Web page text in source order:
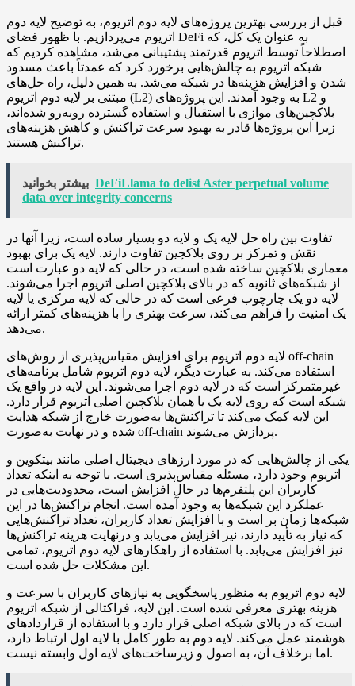
قبل از بررسی بهترین پروژه‌های لایه دوم اتریوم، به توضیح لایه دوم
اتریوم می‌پردازیم. با ظهور فضای DeFi به عنوان یک کل، که
اصطلاحاً توسط اتریوم قدرتمند پشتیبانی می‌شد، مشاهده کردیم که
شبکه اتریوم به چالش‌هایی برخورد کرد که عمدتاً باعث مسدود
شدن و افزایش هزینه‌ها در شبکه می‌شد. به همین دلیل، راه حل‌های
مبتنی بر لایه دوم اتریوم (L2) به وجود آمدند. این پروژه‌های L2 و
بلاکچین‌های موازی با استقبال و استفاده گسترده روبه‌رو شده‌اند،
زیرا این پروژه‌ها قادر به بهبود سرعت تراکنش و کاهش هزینه‌های
تراکنش هستند.
بیشتر بخوانید DeFiLlama to delist Aster perpetual volume
data over integrity concerns
تفاوت بین راه حل لایه یک و لایه دو بسیار ساده است، زیرا آنها در
نقش و تمرکز بر روی بلاکچین تفاوت دارند. لایه یک برای بهبود
معماری بلاکچین ساخته شده است، در حالی که لایه دو عبارت است
از شبکه‌های ثانویه که در بالای بلاکچین اصلی اتریوم اجرا می‌شوند.
لایه دو یک چارچوب فرعی است که در حالی که لایه مرکزی یا لایه
یک امنیت را فراهم می‌کند، سرعت بهتری را با هزینه‌های کمتر ارائه
می‌دهد.
لایه دوم اتریوم برای افزایش مقیاس‌پذیری از روش‌های off-chain
استفاده می‌کند. به عبارت دیگر، لایه دوم اتریوم شامل برنامه‌های
غیرمتمرکز است که در لایه دوم اجرا می‌شوند. این لایه در واقع یک
شبکه است که روی لایه یک یا همان بلاکچین اصلی اتریوم قرار دارد.
این لایه کمک می‌کند تا تراکنش‌ها به‌صورت خارج از شبکه هدایت
شده و در نهایت به‌صورت off-chain پردازش می‌شوند.
یکی از چالش‌هایی که در مورد ارزهای دیجیتال اصلی مانند بیتکوین و
اتریوم وجود دارد، مسئله مقیاس‌پذیری است. با توجه به اینکه تعداد
کاربران این پلتفرم‌ها در حال افزایش است، محدودیت‌هایی در
عملکرد این شبکه‌ها به وجود آمده است. انجام تراکنش‌ها در این
شبکه‌ها زمان بر است و با افزایش تعداد کاربران، تعداد تراکنش‌هایی
که نیاز به تأیید دارند، نیز افزایش می‌یابد و درنهایت هزینه تراکنش‌ها
نیز افزایش می‌یابد. با استفاده از راهکارهای لایه دوم اتریوم، تمامی
این مشکلات حل شده است.
لایه دوم اتریوم به منظور پاسخگویی به نیازهای کاربران با سرعت و
هزینه بهتری معرفی شده است. این لایه، فراکتالی از شبکه اتریوم
است که در بالای شبکه اصلی قرار دارد و با استفاده از قراردادهای
هوشمند عمل می‌کند. لایه دوم به طور کامل با لایه اول ارتباط دارد،
اما برخلاف آن، به اصول و زیرساخت‌های لایه اول وابسته نیست.